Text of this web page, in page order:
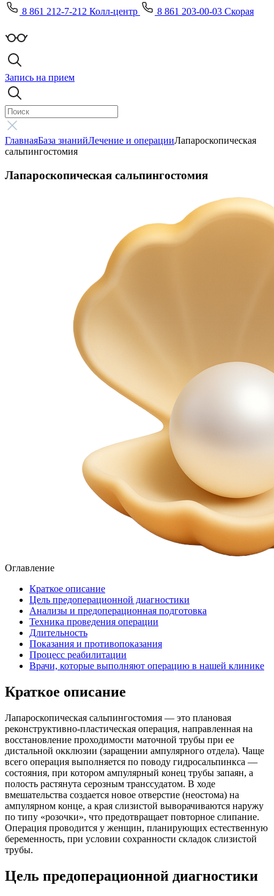
8 861 212-7-212 Колл-центр
8 861 203-00-03 Скорая
Запись на прием
ГлавнаяБаза знанийЛечение и операцииЛапароскопическая
сальпингостомия
Лапароскопическая сальпингостомия
Оглавление
Краткое описание
Цель предоперационной диагностики
Анализы и предоперационная подготовка
Техника проведения операции
Длительность
Показания и противопоказания
Процесс реабилитации
Врачи, которые выполняют операцию в нашей клинике
Краткое описание
Лапароскопическая сальпингостомия — это плановая
реконструктивно-пластическая операция, направленная на
восстановление проходимости маточной трубы при ее
дистальной окклюзии (заращении ампулярного отдела). Чаще
всего операция выполняется по поводу гидросальпинкса —
состояния, при котором ампулярный конец трубы запаян, а
полость растянута серозным транссудатом. В ходе
вмешательства создается новое отверстие (неостома) на
ампулярном конце, а края слизистой выворачиваются наружу
по типу «розочки», что предотвращает повторное слипание.
Операция проводится у женщин, планирующих естественную
беременность, при условии сохранности складок слизистой
трубы.
Цель предоперационной диагностики